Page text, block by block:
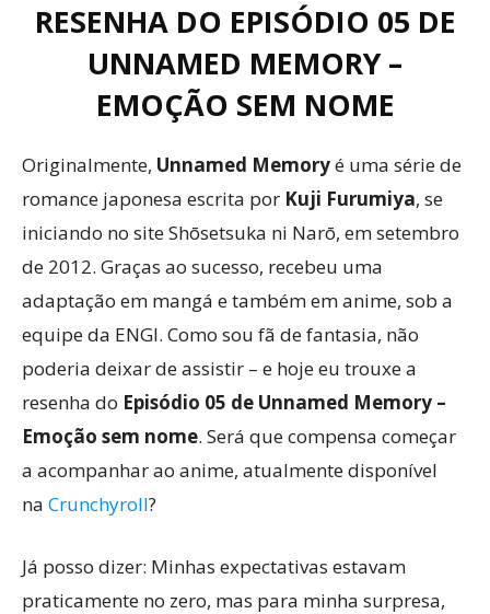
RESENHA DO EPISÓDIO 05 DE
UNNAMED MEMORY –
EMOÇÃO SEM NOME
Originalmente, Unnamed Memoryé uma série de
romance japonesa escrita por Kuji Furumiya, se
iniciando no site Shōsetsuka ni Narō, em setembro
de 2012. Graças ao sucesso, recebeu uma
adaptação em mangá e também em anime, sob a
equipe da ENGI. Como sou fã de fantasia, não
poderia deixar de assistir – e hoje eu trouxe a
resenha do Episódio 05 de Unnamed Memory –
Emoção sem nome. Será que compensa começar
a acompanhar ao anime, atualmente disponível
na Crunchyroll?
Já posso dizer: Minhas expectativas estavam
praticamente no zero, mas para minha surpresa,